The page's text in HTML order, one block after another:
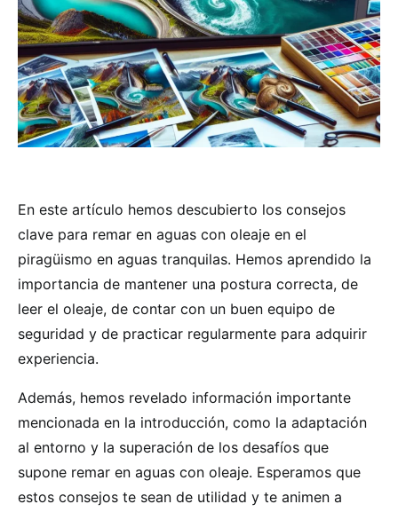
En este artículo hemos descubierto los consejos
clave para remar en aguas con oleaje en el
piragüismo en aguas tranquilas. Hemos aprendido la
importancia de mantener una postura correcta, de
leer el oleaje, de contar con un buen equipo de
seguridad y de practicar regularmente para adquirir
experiencia.
Además, hemos revelado información importante
mencionada en la introducción, como la adaptación
al entorno y la superación de los desafíos que
supone remar en aguas con oleaje. Esperamos que
estos consejos te sean de utilidad y te animen a